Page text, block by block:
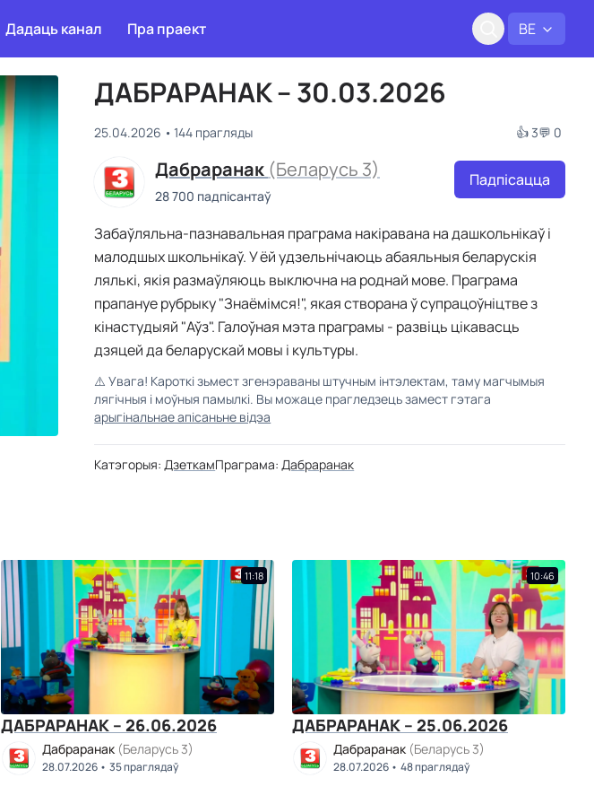
BE
Дадаць канал Пра праект
ДАБРАРАНАК – 30.03.2026
25.04.2026 144 прагляды 👍 3💬 0
Дабраранак (Беларусь 3)
28 700 падпісантаў
Падпісацца
Забаўляльна-пазнавальная праграма накіравана на дашкольнікаў і
малодшых школьнікаў. У ёй удзельнічаюць абаяльныя беларускія
лялькі, якія размаўляюць выключна на роднай мове. Праграма
прапануе рубрыку "Знаёмiмся!", якая створана ў супрацоўніцтве з
кінастудыяй "Аўз". Галоўная мэта праграмы - развіць цікавасць
дзяцей да беларускай мовы і культуры.
⚠️Увага! Кароткі зьмест згенэраваны штучным інтэлектам, таму магчымыя
лягічныя і моўныя памылкі. Вы можаце прагледзець замест гэтага
арыгінальнае апісаньне відэа
Катэгорыя: ДзеткамПраграма: Дабраранак
11:18
ДАБРАРАНАК – 26.06.2026
Дабраранак (Беларусь 3)
28.07.2026 35 праглядаў
10:46
ДАБРАРАНАК – 25.06.2026
Дабраранак (Беларусь 3)
28.07.2026 48 праглядаў